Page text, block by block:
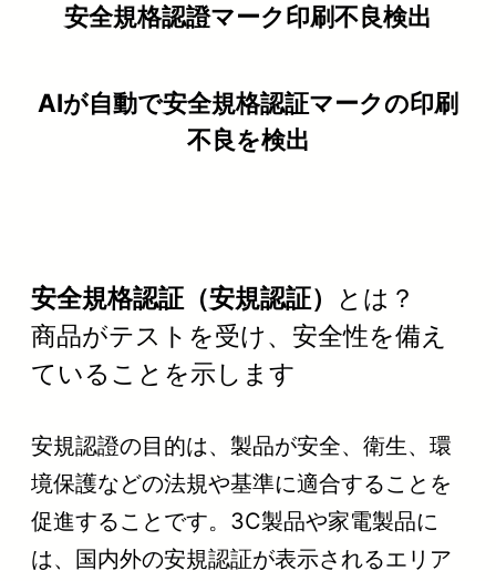
安全規格認證マーク印刷不良検出
AIが自動で安全規格認証マークの印刷
不良を検出
安全規格認証（安規認証）
とは？
商品がテストを受け、安全性を備え
ていることを示します
安規認證の目的は、製品が安全、衛生、環
境保護などの法規や基準に適合することを
促進することです。3C製品や家電製品に
は、国内外の安規認証が表示されるエリア